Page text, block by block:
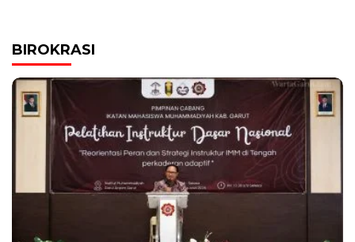
BIROKRASI